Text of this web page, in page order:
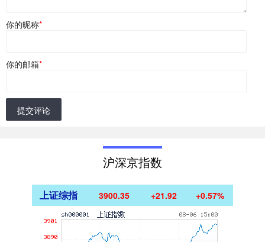
你的昵称*
你的邮箱*
提交评论
沪深京指数
上证综指 3900.35 +21.92 +0.57%